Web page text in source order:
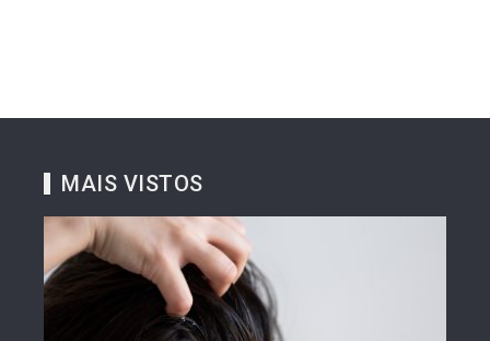
MAIS VISTOS